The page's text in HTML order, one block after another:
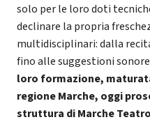
solo per le loro doti
declinare la propria
multidisciplinari: dalla
fino alle suggestioni
loro formazione,
regione Marche, oggi
struttura di Marche Teatro